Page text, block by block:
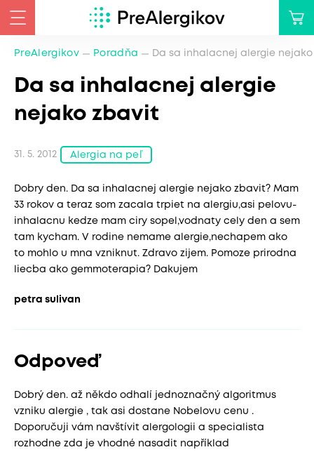
PreAlergikov Poradňa Da sa inhalacnej alergie
Da sa inhalacnej alergie
nejako zbavit
31. 5. 2012 Alergia na peľ
Dobry den. Da sa inhalacnej alergie nejako zbavit? Mam
33 rokov a teraz som zacala trpiet na alergiu,asi pelovu-
inhalacnu kedze mam ciry sopel,vodnaty cely den a sem
tam kycham. V rodine nemame alergie,nechapem ako
to mohlo u mna vzniknut. Zdravo zijem. Pomoze prirodna
liecba ako gemmoterapia? Dakujem
petra sulivan
Odpoveď
Dobrý den. až někdo odhalí jednoznačný algoritmus
vzniku alergie , tak asi dostane Nobelovu cenu .
Doporučuji vám navštívit alergologii a specialista
rozhodne zda je vhodné nasadit například